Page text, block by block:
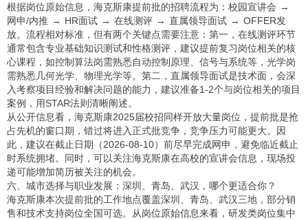
根据岗位原始信息，海克斯康提前批的招聘流程为：校园宣讲会 →
网申/内推 → HR面试 → 在线测评 → 直属领导面试 → OFFER发
放。流程相对标准，但有两个关键点需要注意：第一，在线测评环节
通常包含专业基础知识测试和性格测评，建议提前复习岗位相关的核
心课程，如控制算法岗需熟悉自动控制原理、信号与系统等，光学岗
需熟悉几何光学、物理光学等。第二，直属领导面试是技术面，会深
入考察项目经验和解决问题的能力，建议准备1-2个与岗位相关的项目
案例，用STAR法则清晰阐述。
从公开信息看，海克斯康2025届校招同样开放大量岗位，提前批是抢
占先机的窗口期，错过将进入正式批竞争，竞争压力可能更大。因
此，建议在截止日期（2026-08-10）前尽早完成网申，避免临近截止
时系统拥堵。同时，可以关注海克斯康在高校的宣讲会信息，现场投
递可能增加简历被关注的机会。
六、城市选择与职业发展：深圳、青岛、武汉，哪个更适合你？
海克斯康本次提前批的工作地点覆盖深圳、青岛、武汉三地，部分销
售和技术支持岗位全国可选。从岗位原始信息来看，研发类岗位集中